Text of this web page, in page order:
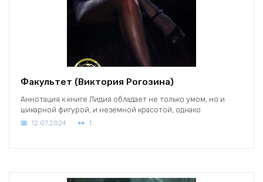
Факультет (Виктория Рогозина)
Аннотация к книге Лидия обладает не только умом, но и
шикарной фигурой, и неземной красотой, однако
12.07.2024 1